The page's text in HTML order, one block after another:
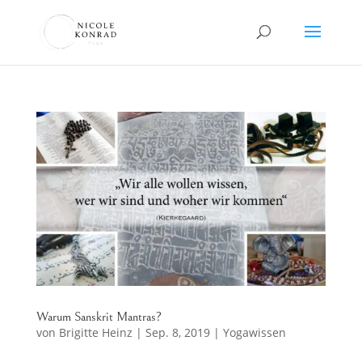
Warum Sanskrit Mantras?
von Brigitte Heinz | Sep. 8, 2019| Yogawissen